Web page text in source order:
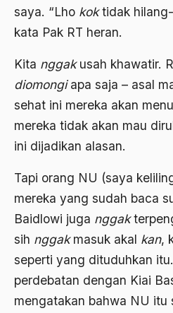
saya. “Lho koktidak hilang-
kata Pak RT heran.
Kita nggakusah khawatir.
diomongiapa saja – asal
sehat ini mereka akan
mereka tidak akan mau
ini dijadikan alasan.
Tapi orang NU (saya
mereka yang sudah baca
Baidlowi juga nggak
sih nggakmasuk akal kan,
seperti yang dituduhkan
perdebatan dengan Kiai
mengatakan bahwa NU itu
Alistair Cook
Allah
ALmanak
Alternatif Moral
Alternatif Politis
Alvin W. Gouldner
Amangkurat
Amar Ma'ruf Nahi Munkar
ambisi politik
Ambivalen